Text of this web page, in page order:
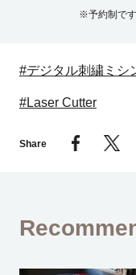
※予約制です
#デジタル刺繍ミシ
#Laser Cutter
Share